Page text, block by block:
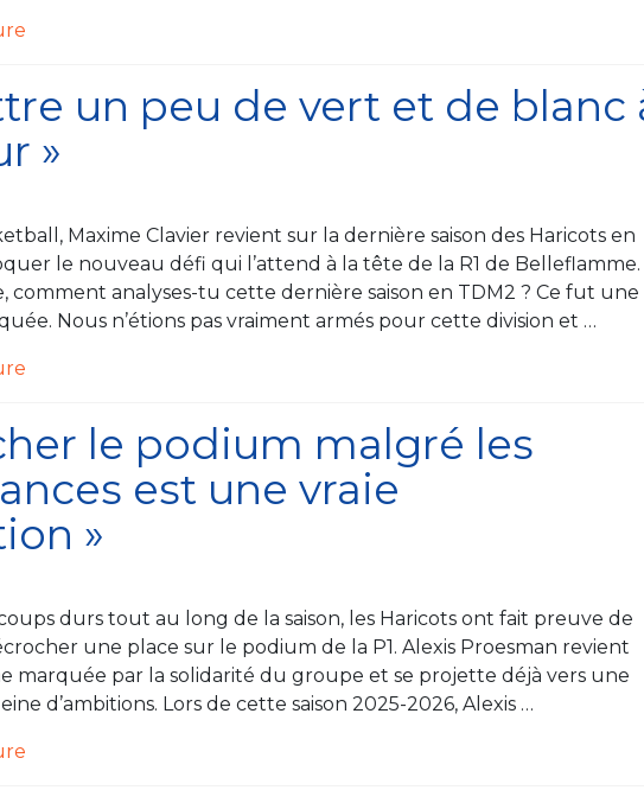
nous
avons
très
beau
basket
collectif » »
un peu de vert et de blanc
»
Maxime Clavier revient sur la dernière saison des Haricots en
le nouveau défi qui l’attend à la tête de la R1 de Belleflamme.
comment analyses-tu cette dernière saison en TDM2 ? Ce fut une
Nous n’étions pas vraiment armés pour cette division et …
peu
de
vert
et
à
l’honneur » »
le podium malgré les
est une vraie
»
durs tout au long de la saison, les Haricots ont fait preuve de
une place sur le podium de la P1. Alexis Proesman revient
marquée par la solidarité du groupe et se projette déjà vers une
d’ambitions. Lors de cette saison 2025-2026, Alexis …